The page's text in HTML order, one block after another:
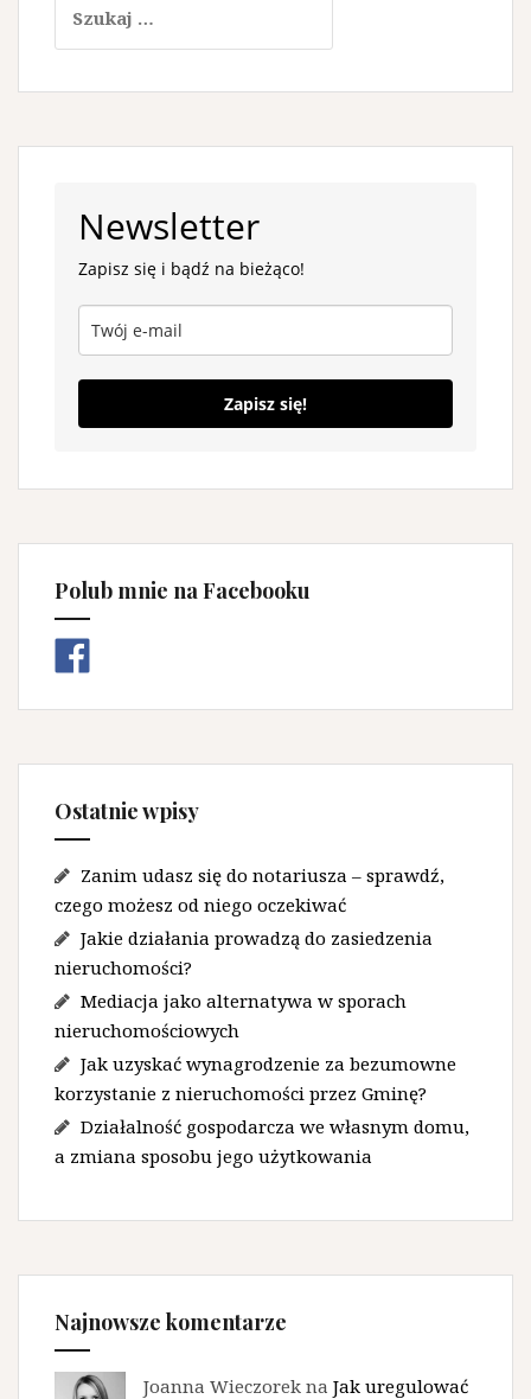
Newsletter
Zapisz się i bądź na bieżąco!
Zapisz się!
Polub mnie na Facebooku
Ostatnie wpisy
Zanim udasz się do notariusza – sprawdź,
czego możesz od niego oczekiwać
Jakie działania prowadzą do zasiedzenia
nieruchomości?
Mediacja jako alternatywa w sporach
nieruchomościowych
Jak uzyskać wynagrodzenie za bezumowne
korzystanie z nieruchomości przez Gminę?
Działalność gospodarcza we własnym domu,
a zmiana sposobu jego użytkowania
Najnowsze komentarze
Joanna Wieczorek na Jak uregulować